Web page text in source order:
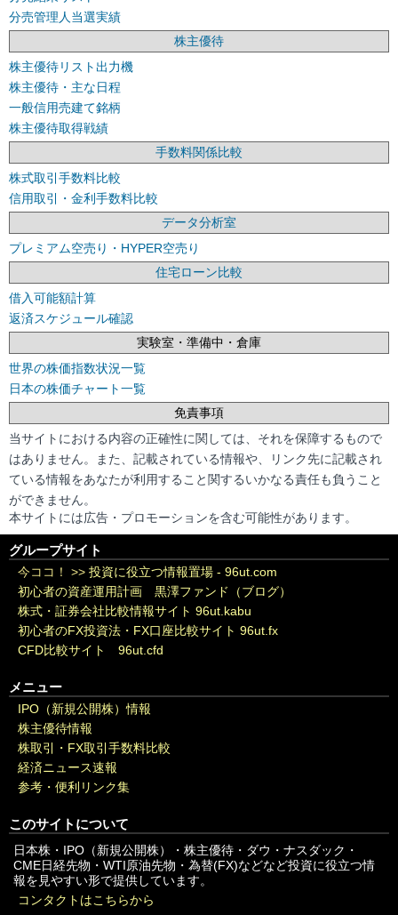
分売管理人当選実績
株主優待
株主優待リスト出力機
株主優待・主な日程
一般信用売建て銘柄
株主優待取得戦績
手数料関係比較
株式取引手数料比較
信用取引・金利手数料比較
データ分析室
プレミアム空売り・HYPER空売り
住宅ローン比較
借入可能額計算
返済スケジュール確認
実験室・準備中・倉庫
世界の株価指数状況一覧
日本の株価チャート一覧
免責事項
当サイトにおける内容の正確性に関しては、それを保障するもので
はありません。また、記載されている情報や、リンク先に記載され
ている情報をあなたが利用すること関するいかなる責任も負うこと
ができません。
本サイトには広告・プロモーションを含む可能性があります。
グループサイト
今ココ！ >> 投資に役立つ情報置場 - 96ut.com
初心者の資産運用計画 黒澤ファンド（ブログ）
株式・証券会社比較情報サイト 96ut.kabu
初心者のFX投資法・FX口座比較サイト 96ut.fx
CFD比較サイト 96ut.cfd
メニュー
IPO（新規公開株）情報
株主優待情報
株取引・FX取引手数料比較
経済ニュース速報
参考・便利リンク集
このサイトについて
日本株・IPO（新規公開株）・株主優待・ダウ・ナスダック・
CME日経先物・WTI原油先物・為替(FX)などなど投資に役立つ情
報を見やすい形で提供しています。
コンタクトはこちらから